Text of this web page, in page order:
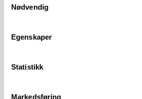
Nødvendig
Egenskaper
Statistikk
Markedsføring
Stillingsbeskrivelse
Vitenskapelig leder for den